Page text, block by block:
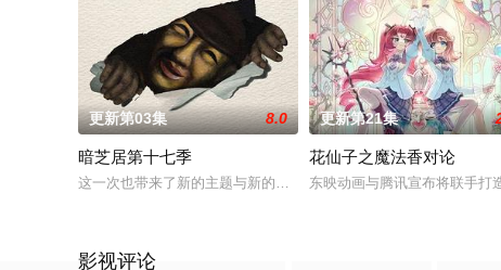
更新第03集 8.0
暗芝居第十七季
这一次也带来了新的主题与新的恐怖演出，充满了令人脊背发凉的
更新第21集
花仙子之魔法香对论
东映动画与腾讯宣布将联手打
影视评论